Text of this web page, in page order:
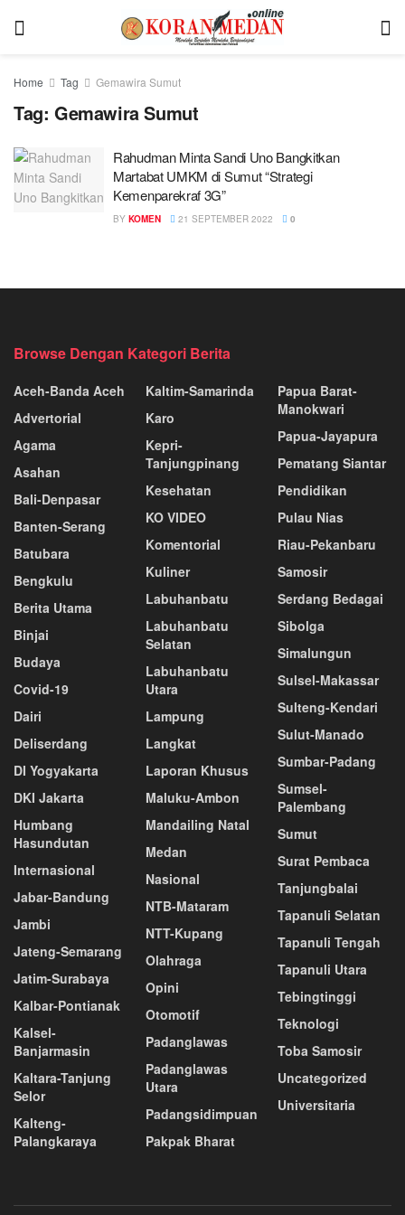
Home Tag Gemawira Sumut
Tag: Gemawira Sumut
Rahudman Minta Sandi Uno Bangkitkan
Martabat UMKM di Sumut “Strategi
Kemenparekraf 3G”
BY KOMEN 21 SEPTEMBER 2022 0
Browse Dengan Kategori Berita
Aceh-Banda Aceh
Advertorial
Agama
Asahan
Bali-Denpasar
Banten-Serang
Batubara
Bengkulu
Berita Utama
Binjai
Budaya
Covid-19
Dairi
Deliserdang
DI Yogyakarta
DKI Jakarta
Humbang
Hasundutan
Internasional
Jabar-Bandung
Jambi
Jateng-Semarang
Jatim-Surabaya
Kalbar-Pontianak
Kalsel-
Banjarmasin
Kaltara-Tanjung
Selor
Kalteng-
Palangkaraya
Kaltim-Samarinda
Karo
Kepri-
Tanjungpinang
Kesehatan
KO VIDEO
Komentorial
Kuliner
Labuhanbatu
Labuhanbatu
Selatan
Labuhanbatu
Utara
Lampung
Langkat
Laporan Khusus
Maluku-Ambon
Mandailing Natal
Medan
Nasional
NTB-Mataram
NTT-Kupang
Olahraga
Opini
Otomotif
Padanglawas
Padanglawas
Utara
Padangsidimpuan
Pakpak Bharat
Papua Barat-
Manokwari
Papua-Jayapura
Pematang Siantar
Pendidikan
Pulau Nias
Riau-Pekanbaru
Samosir
Serdang Bedagai
Sibolga
Simalungun
Sulsel-Makassar
Sulteng-Kendari
Sulut-Manado
Sumbar-Padang
Sumsel-
Palembang
Sumut
Surat Pembaca
Tanjungbalai
Tapanuli Selatan
Tapanuli Tengah
Tapanuli Utara
Tebingtinggi
Teknologi
Toba Samosir
Uncategorized
Universitaria